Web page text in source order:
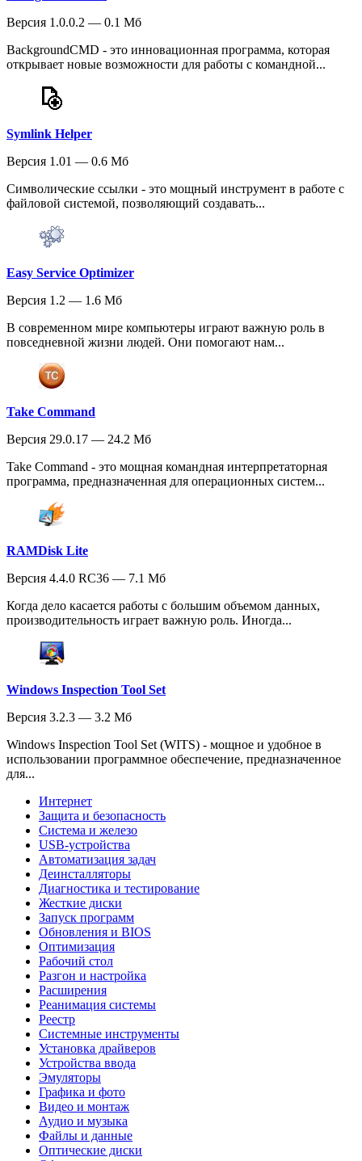
Версия 1.0.0.2 — 0.1 Мб
BackgroundCMD - это инновационная программа, которая
открывает новые возможности для работы с командной...
Symlink Helper
Версия 1.01 — 0.6 Мб
Символические ссылки - это мощный инструмент в работе с
файловой системой, позволяющий создавать...
Easy Service Optimizer
Версия 1.2 — 1.6 Мб
В современном мире компьютеры играют важную роль в
повседневной жизни людей. Они помогают нам...
Take Command
Версия 29.0.17 — 24.2 Мб
Take Command - это мощная командная интерпретаторная
программа, предназначенная для операционных систем...
RAMDisk Lite
Версия 4.4.0 RC36 — 7.1 Мб
Когда дело касается работы с большим объемом данных,
производительность играет важную роль. Иногда...
Windows Inspection Tool Set
Версия 3.2.3 — 3.2 Мб
Windows Inspection Tool Set (WITS) - мощное и удобное в
использовании программное обеспечение, предназначенное
для...
Интернет
Защита и безопасность
Система и железо
USB-устройства
Автоматизация задач
Деинсталляторы
Диагностика и тестирование
Жесткие диски
Запуск программ
Обновления и BIOS
Оптимизация
Рабочий стол
Разгон и настройка
Расширения
Реанимация системы
Реестр
Системные инструменты
Установка драйверов
Устройства ввода
Эмуляторы
Графика и фото
Видео и монтаж
Аудио и музыка
Файлы и данные
Оптические диски